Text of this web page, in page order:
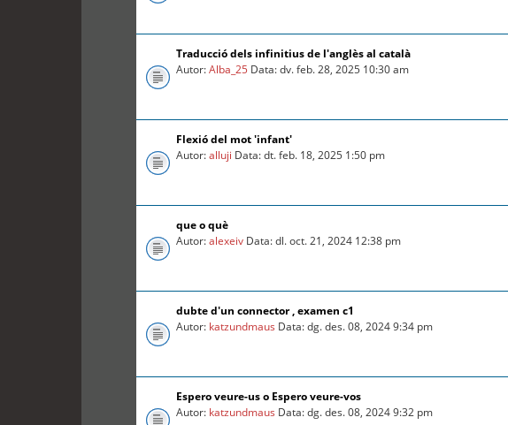
Traducció dels infinitius de l'anglès al català
Autor:Alba_25 Data: dv. feb. 28, 2025 10:30 am
Flexió del mot 'infant'
Autor:alluji Data: dt. feb. 18, 2025 1:50 pm
que o què
Autor:alexeiv Data: dl. oct. 21, 2024 12:38 pm
dubte d'un connector , examen c1
Autor: katzundmaus Data: dg. des. 08, 2024 9:34 pm
Espero veure-us o Espero veure-vos
Autor: katzundmaus Data: dg. des. 08, 2024 9:32 pm